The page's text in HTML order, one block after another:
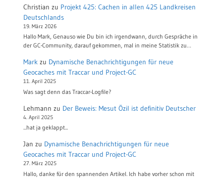
Christian zu Projekt 425: Cachen in allen 425 Landkreisen
Deutschlands
19. März 2026
Hallo Mark, Genauso wie Du bin ich irgendwann, durch Gespräche in
der GC-Community, darauf gekommen, mal in meine Statistik zu…
Mark zu Dynamische Benachrichtigungen für neue
Geocaches mit Traccar und Project-GC
11. April 2025
Was sagt denn das Traccar-Logfile?
Lehmann zu Der Beweis: Mesut Özil ist definitiv Deutscher
4. April 2025
...hat ja geklappt...
Jan zu Dynamische Benachrichtigungen für neue
Geocaches mit Traccar und Project-GC
27. März 2025
Hallo, danke für den spannenden Artikel. Ich habe vorher schon mit